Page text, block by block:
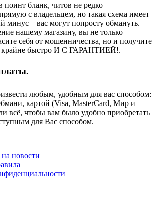
поинт бланк, читов не редко
с владельцем, но такая схема имеет
минус – вас могут попросту обмануть.
нашему магазину, вы не только
себя от мошенничества, но и получите
крайне быстро И С ГАРАНТИЕЙ!.
любым, удобным для вас способом:
картой (Visa, MasterCard, Мир и
всё, чтобы вам было удобно приобретать
для Вас способом.
новости